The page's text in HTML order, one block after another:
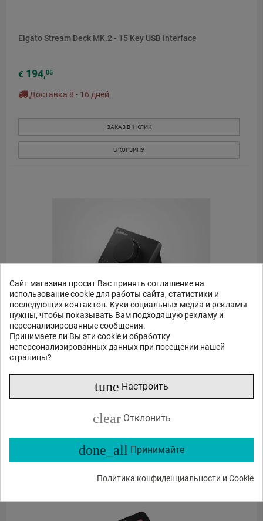
Сайт магазина просит Вас принять соглашение на
использование cookie для работы сайта, статистики и
последующих контактов. Куки социальных медиа и рекламы
нужны, чтобы показывать Вам подходящую рекламу и
персонализированные сообщения.
Принимаете ли Вы эти cookie и обработку
неперсонализированных данных при посещении нашей
страницы?
tune Настроить
clear Отклонить
done_all Принимайте
Политика конфиденциальности и Cookie
Elgato Stream Deck MK.2 - 15 Key USB Interface
€ 194,05
Доставка 8 - 16 дней
ЗАКАЗ В 1 КЛИК
В КОРЗИНУ
Elgato Wave XLR Audio Interface UHELGM000000007
Нет в наличии
В КОРЗИНУ